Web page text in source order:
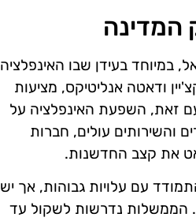
המדינה
במיוחד בעידן שבו האינפלציה
ודאטה אנליטיקס, מציעות
עם זאת, השפעת האינפלציה על
והשירותים עולים, חברות
את קצב החדשנות.
עם עלויות גבוהות, אך יש
הממשלות נדרשות לשקול עד